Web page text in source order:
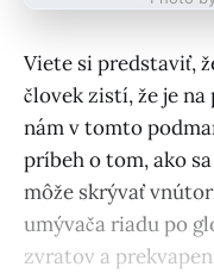
Viete si predstaviť,
človek zistí, že je
nám v tomto
príbeh o tom, ako
môže skrývať
umývača riadu po
zvratov a